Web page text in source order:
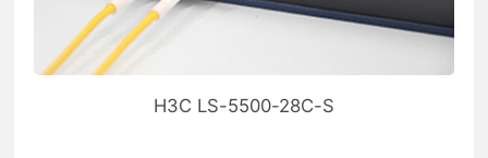
H3C LS-5500-28C-S